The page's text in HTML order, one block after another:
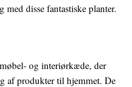
med disse fantastiske planter.
og interiørkæde, der
af produkter til hjemmet. De